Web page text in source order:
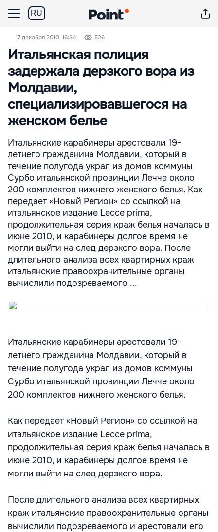
RU
17 декабря 2010, 16:34 526
Итальянская полиция
задержала дерзкого вора из
Молдавии,
специализировавшегося на
женском белье
Итальянские карабинеры арестовали 19-
летнего гражданина Молдавии, который в
течение полугода украл из домов коммуны
Сурбо итальянской провинции Лечче около
200 комплектов нижнего женского белья. Как
передает «Новый Регион» со ссылкой на
итальянское издание Lecce prima,
продолжительная серия краж белья началась в
июне 2010, и карабинеры долгое время не
могли выйти на след дерзкого вора. После
длительного анализа всех квартирных краж
итальянские правоохранительные органы
вычислили подозреваемого ...
Итальянские карабинеры арестовали 19-
летнего гражданина Молдавии, который в
течение полугода украл из домов коммуны
Сурбо итальянской провинции Лечче около
200 комплектов нижнего женского белья.
Как передает «Новый Регион» со ссылкой на
итальянское издание Lecce prima,
продолжительная серия краж белья началась в
июне 2010, и карабинеры долгое время не
могли выйти на след дерзкого вора.
После длительного анализа всех квартирных
краж итальянские правоохранительные органы
вычислили подозреваемого и арестовали его